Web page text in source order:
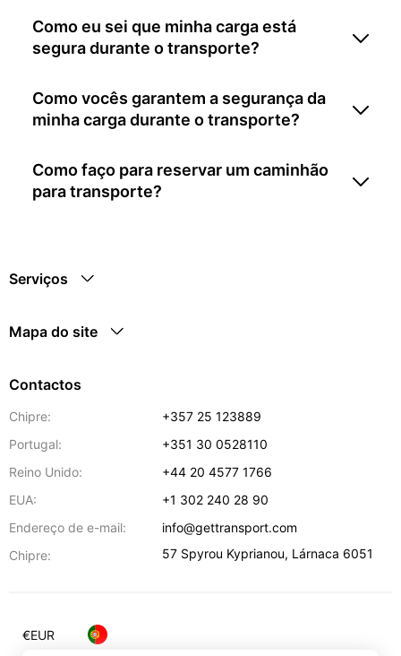
Como eu sei que minha carga está
segura durante o transporte?
Como vocês garantem a segurança da
minha carga durante o transporte?
Como faço para reservar um caminhão
para transporte?
Serviços
Mapa do site
Contactos
Chipre:
+357 25 123889
Portugal:
+351 30 0528110
Reino Unido:
+44 20 4577 1766
EUA:
+1 302 240 28 90
Endereço de e-mail:
info@gettransport.com
Chipre:
57 Spyrou Kyprianou, Lárnaca 6051
€EUR